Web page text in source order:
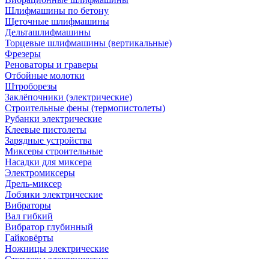
Шлифмашины по бетону
Щеточные шлифмашины
Дельташлифмашины
Торцевые шлифмашины (вертикальные)
Фрезеры
Реноваторы и граверы
Отбойные молотки
Штроборезы
Заклёпочники (электрические)
Строительные фены (термопистолеты)
Рубанки электрические
Клеевые пистолеты
Зарядные устройства
Миксеры строительные
Насадки для миксера
Электромиксеры
Дрель-миксер
Лобзики электрические
Вибраторы
Вал гибкий
Вибратор глубинный
Гайковёрты
Ножницы электрические